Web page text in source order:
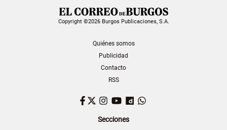
Copyright ©2026 Burgos Publicaciones, S.A.
Quiénes somos
Publicidad
Contacto
RSS
Facebook
TwitterInstagram
YouTubeDailymotion
Secciones